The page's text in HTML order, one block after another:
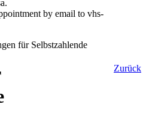
by email to vhs-
für Selbstzahlende
Zurück